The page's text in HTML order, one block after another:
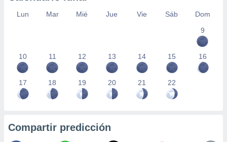
Lun Mar Mié Jue Vie Sáb
Dom
9
10 11 12 13 14 15 16
17 18 19 20 21 22
Compartir predicción